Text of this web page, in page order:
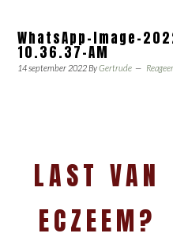
WhatsApp-Image-
10.36.37-AM
14 september 2022ByGertrude Reageer
LAST VAN
ECZEEM?